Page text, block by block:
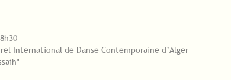
International de Danse Contemporaine d’Alger